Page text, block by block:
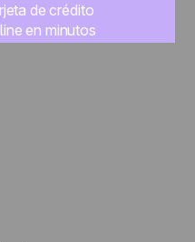
de crédito
en minutos